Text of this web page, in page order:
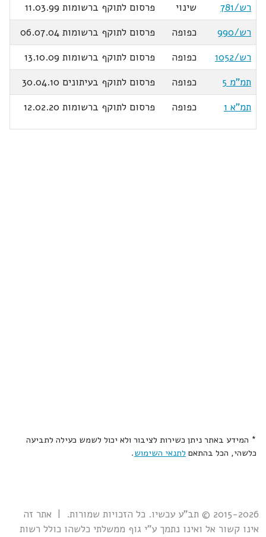
רש/781
שינוי
פרסום לתוקף ברשומות 11.03.99
רש/990
כפופה
פרסום לתוקף ברשומות 06.07.04
רש/1052
כפופה
פרסום לתוקף ברשומות 13.10.09
תמ"מ 5
כפופה
פרסום לתוקף בעיתונים 30.04.10
תמ"א 1
כפופה פרסום לתוקף ברשומות 12.02.20
* המידע באתר ניתן כשירות לציבור ולא יכול לשמש כעילה לתביעה
כלשהי, הכל בהתאם לתנאי השימוש.
2015-2026 © תב"ע עכשיו. כל הזכויות שמורות. | אתר זה
אינו קשור אל ואינו נתמך ע"י גוף ממשלתי כלשהו כולל רשות